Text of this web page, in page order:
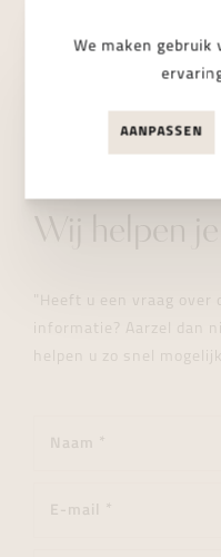
Wij helpen
"Heeft u een vraag over
informatie? Aarzel dan
helpen u zo snel mogelijk
We maken gebruik
AANPASSEN